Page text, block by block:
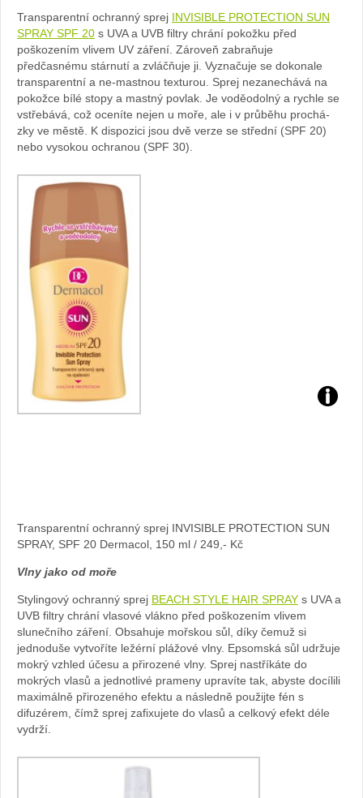
Transparentní ochranný sprej INVISIBLE PROTECTION SUN
SPRAY SPF 20 s UVA a UVB filtry chrání pokožku před
poškozením vlivem UV záření. Zároveň zabraňuje
předčasnému stárnutí a zvláčňuje ji. Vyznačuje se dokonale
transparentní a ne-mastnou texturou. Sprej nezanechává na
pokožce bílé stopy a mastný povlak. Je voděodolný a rychle se
vstřebává, což oceníte nejen u moře, ale i v průběhu prochá-
zky ve městě. K dispozici jsou dvě verze se střední (SPF 20)
nebo vysokou ochranou (SPF 30).
Zdroj:
Transparentní ochranný sprej INVISIBLE PROTECTION SUN
SPRAY, SPF 20 Dermacol, 150 ml / 249,- Kč
Vlny jako od moře
Stylingový ochranný sprej BEACH STYLE HAIR SPRAY s UVA a
UVB filtry chrání vlasové vlákno před poškozením vlivem
slunečního záření. Obsahuje mořskou sůl, díky čemuž si
jednoduše vytvoříte ležérní plážové vlny. Epsomská sůl udržuje
mokrý vzhled účesu a přirozené vlny. Sprej nastříkáte do
mokrých vlasů a jednotlivé prameny upravíte tak, abyste docílili
maximálně přirozeného efektu a následně použijte fén s
difuzérem, čímž sprej zafixujete do vlasů a celkový efekt déle
vydrží.